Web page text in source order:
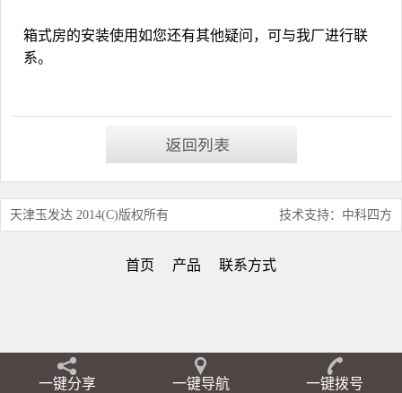
箱式房的安装使用如您还有其他疑问，可与我厂进行联
系。
天津玉发达 2014(C)版权所有 技术支持：中科四方
首页 产品 联系方式
一键分享 一键导航 一键拨号